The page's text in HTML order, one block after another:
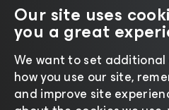
Secteur juridique|
Ressources pour
Our site uses
you a great
We want to set
how you use our site,
and improve site